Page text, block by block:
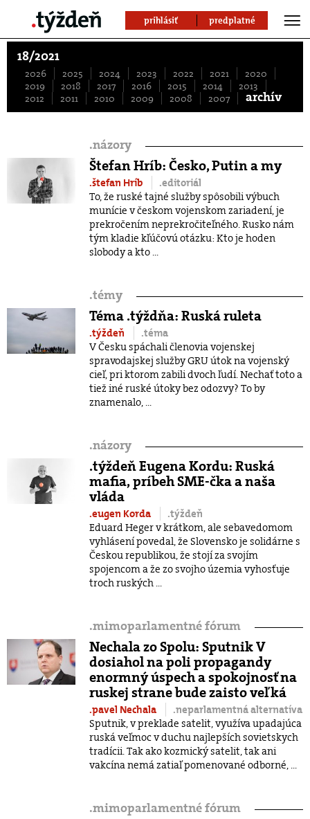
prihlásiť predplatné
18/2021
2026 2025 2024 2023 2022 2021
2020
2019
2018 2017 2016 2015 2014
2013
2012
2011 2010 2009 2008 2007 archív
.názory
Štefan Hríb: Česko, Putin a my
.štefan Hríb
.editoriál
To, že ruské tajné služby spôsobili výbuch
munície v českom vojenskom zariadení, je
prekročením neprekročiteľného. Rusko nám
tým kladie kľúčovú otázku: Kto je hoden
slobody a kto ...
.témy
Téma .týždňa: Ruská ruleta
.týždeň
.téma
V Česku spáchali členovia vojenskej
spravodajskej služby GRU útok na vojenský
cieľ, pri ktorom zabili dvoch ľudí. Nechať toto a
tiež iné ruské útoky bez odozvy? To by
znamenalo, ...
.názory
.týždeň Eugena Kordu: Ruská
mafia, príbeh SME-čka a naša
vláda
.eugen Korda
.týždeň
Eduard Heger v krátkom, ale sebavedomom
vyhlásení povedal, že Slovensko je solidárne s
Českou republikou, že stojí za svojím
spojencom a že zo svojho územia vyhosťuje
troch ruských ...
.mimoparlamentné fórum
Nechala zo Spolu: Sputnik V
dosiahol na poli propagandy
enormný úspech a spokojnosť na
ruskej strane bude zaisto veľká
.pavel Nechala
.neparlamentná alternatíva
Sputnik, v preklade satelit, využíva upadajúca
ruská veľmoc v duchu najlepších sovietskych
tradícii. Tak ako kozmický satelit, tak ani
vakcína nemá zatiaľ pomenované odborné, ...
.mimoparlamentné fórum